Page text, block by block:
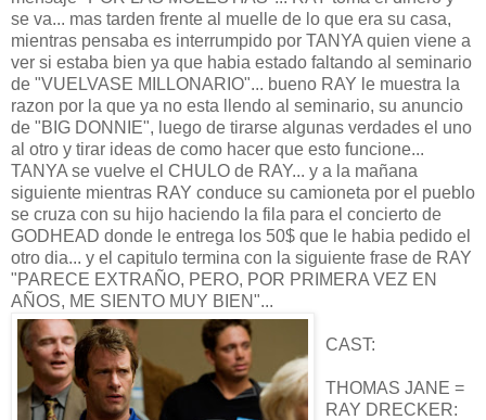
se va... mas tarden frente al muelle de lo que era su casa,
mientras pensaba es interrumpido por TANYA quien viene a
ver si estaba bien ya que habia estado faltando al seminario
de "VUELVASE MILLONARIO"... bueno RAY le muestra la
razon por la que ya no esta llendo al seminario, su anuncio
de "BIG DONNIE", luego de tirarse algunas verdades el uno
al otro y tirar ideas de como hacer que esto funcione...
TANYA se vuelve el CHULO de RAY... y a la mañana
siguiente mientras RAY conduce su camioneta por el pueblo
se cruza con su hijo haciendo la fila para el concierto de
GODHEAD donde le entrega los 50$ que le habia pedido el
otro dia... y el capitulo termina con la siguiente frase de RAY
"PARECE EXTRAÑO, PERO, POR PRIMERA VEZ EN
AÑOS, ME SIENTO MUY BIEN"...
CAST:
THOMAS JANE =
RAY DRECKER: